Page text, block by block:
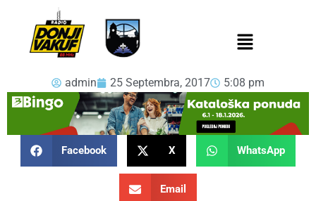
admin 25 Septembra, 2017 5:08 pm
Facebook X WhatsApp
Email